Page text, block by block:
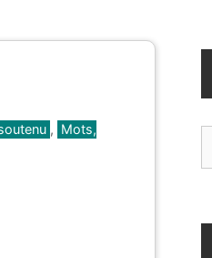
, Mots,